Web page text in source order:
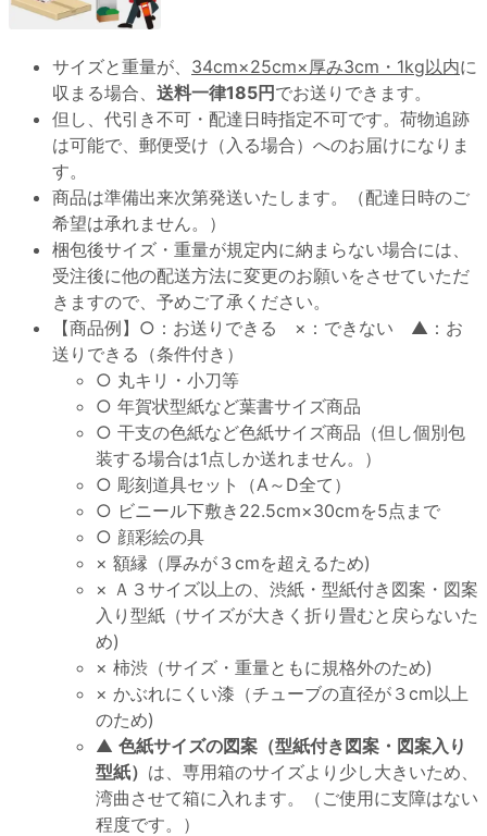
サイズと重量が、 34cm×25cm×厚み3cm・1kg以内に
収まる場合、 送料一律185円 でお送りできます。
但し、代引き不可・配達日時指定不可です。荷物追跡
は可能で、郵便受け（入る場合）へのお届けになりま
す。
商品は準備出来次第発送いたします。（配達日時のご
希望は承れません。）
梱包後サイズ・重量が規定内に納まらない場合には、
受注後に他の配送方法に変更のお願いをさせていただ
きますので、予めご了承ください。
【商品例】○：お送りできる ×：できない ▲：お
送りできる（条件付き）
○ 丸キリ・小刀等
○ 年賀状型紙など葉書サイズ商品
○ 干支の色紙など色紙サイズ商品（但し個別包
装する場合は1点しか送れません。）
○ 彫刻道具セット（A～D全て）
○ ビニール下敷き22.5cm×30cmを5点まで
○ 顔彩絵の具
× 額縁（厚みが３cmを超えるため)
× Ａ３サイズ以上の、渋紙・型紙付き図案・図案
入り型紙（サイズが大きく折り畳むと戻らないた
め)
× 柿渋（サイズ・重量ともに規格外のため)
× かぶれにくい漆（チューブの直径が３cm以上
のため)
▲ 色紙サイズの図案（型紙付き図案・図案入り
型紙） は、専用箱のサイズより少し大きいため、
湾曲させて箱に入れます。（ご使用に支障はない
程度です。）